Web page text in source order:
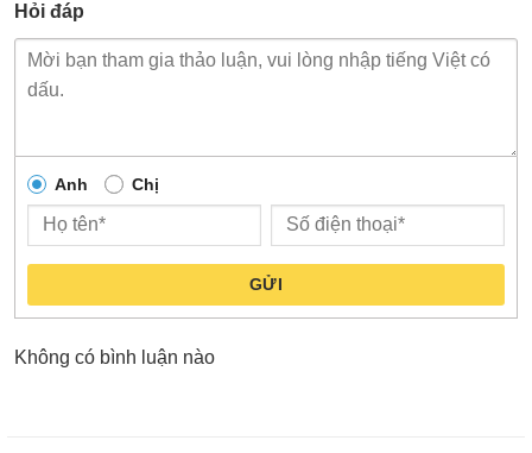
Hỏi đáp
Anh Chị
GỬI
Không có bình luận nào